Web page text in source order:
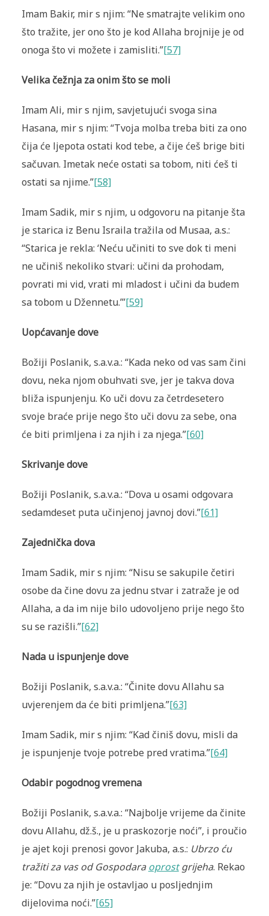
Imam Bakir, mir s njim: “Ne smatrajte velikim ono
što tražite, jer ono što je kod Allaha brojnije je od
onoga što vi možete i zamisliti.”[57]
Velika čežnja za onim što se moli
Imam Ali, mir s njim, savjetujući svoga sina
Hasana, mir s njim: “Tvoja molba treba biti za ono
čija će ljepota ostati kod tebe, a čije ćeš brige biti
sačuvan. Imetak neće ostati sa tobom, niti ćeš ti
ostati sa njime.”[58]
Imam Sadik, mir s njim, u odgovoru na pitanje šta
je starica iz Benu Israila tražila od Musaa, a.s.:
“Starica je rekla: ‘Neću učiniti to sve dok ti meni
ne učiniš nekoliko stvari: učini da prohodam,
povrati mi vid, vrati mi mladost i učini da budem
sa tobom u Džennetu.’”[59]
Uopćavanje dove
Božiji Poslanik, s.a.v.a.: “Kada neko od vas sam čini
dovu, neka njom obuhvati sve, jer je takva dova
bliža ispunjenju. Ko uči dovu za četrdesetero
svoje braće prije nego što uči dovu za sebe, ona
će biti primljena i za njih i za njega.”[60]
Skrivanje dove
Božiji Poslanik, s.a.v.a.: “Dova u osami odgovara
sedamdeset puta učinjenoj javnoj dovi.”[61]
Zajednička dova
Imam Sadik, mir s njim: “Nisu se sakupile četiri
osobe da čine dovu za jednu stvar i zatraže je od
Allaha, a da im nije bilo udovoljeno prije nego što
su se razišli.”[62]
Nada u ispunjenje dove
Božiji Poslanik, s.a.v.a.: “Činite dovu Allahu sa
uvjerenjem da će biti primljena.”[63]
Imam Sadik, mir s njim: “Kad činiš dovu, misli da
je ispunjenje tvoje potrebe pred vratima.”[64]
Odabir pogodnog vremena
Božiji Poslanik, s.a.v.a.: “Najbolje vrijeme da činite
dovu Allahu, dž.š., je u praskozorje noći”, i proučio
je ajet koji prenosi govor Jakuba, a.s.: Ubrzo ću
tražiti za vas od Gospodaraoprostgrijeha. Rekao
je: “Dovu za njih je ostavljao u posljednjim
dijelovima noći.”[65]